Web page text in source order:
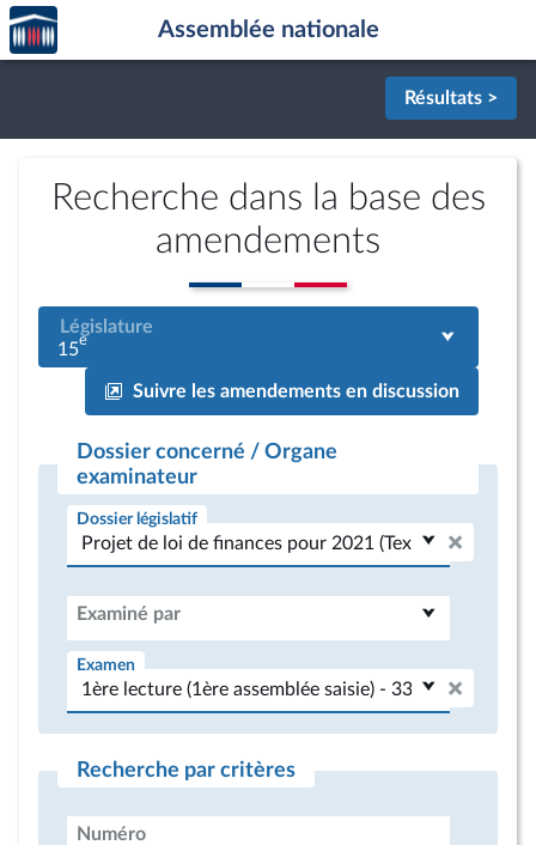
Aller au contenu
Aller en bas de la page
Accèder
à la
page
Assemblée nationale
Résultats >
Recherche dans la base des
amendements
Législature
15e
Suivre les amendements en discussion
Dossier concerné / Organe
examinateur
Dossier législatif
Examiné par
Examen
Recherche par critères
Numéro